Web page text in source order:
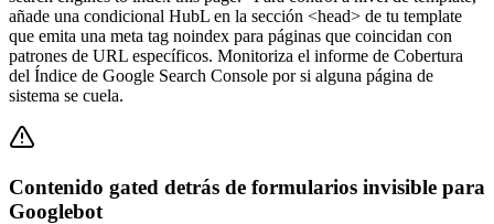
añade una condicional HubL en la sección <head> de tu template
que emita una meta tag noindex para páginas que coincidan con
patrones de URL específicos. Monitoriza el informe de Cobertura
del Índice de Google Search Console por si alguna página de
sistema se cuela.
Contenido gated detrás de formularios invisible para
Googlebot